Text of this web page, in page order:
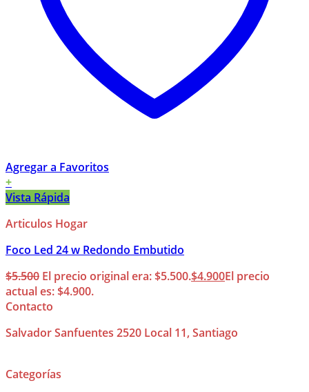
Agregar a Favoritos
+
Vista Rápida
Articulos Hogar
Foco Led 24 w Redondo Embutido
$5.500 El precio original era: $5.500.$4.900El precio
actual es: $4.900.
Contacto
Salvador Sanfuentes 2520 Local 11, Santiago
Categorías